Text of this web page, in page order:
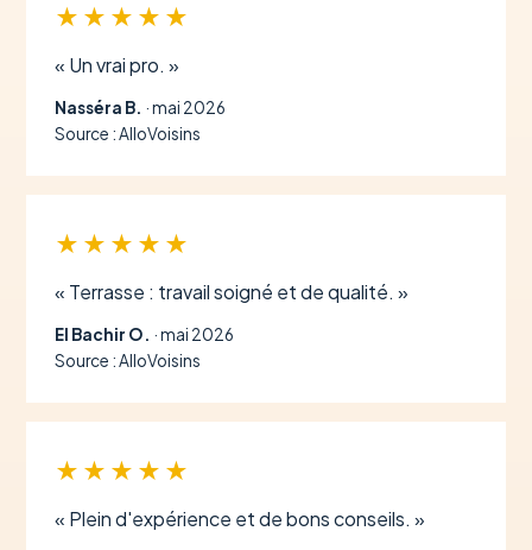
★★★★★
« Un vrai pro. »
Nasséra B. · mai 2026
Source : AlloVoisins
★★★★★
« Terrasse : travail soigné et de qualité. »
El Bachir O. · mai 2026
Source : AlloVoisins
★★★★★
« Plein d'expérience et de bons conseils. »